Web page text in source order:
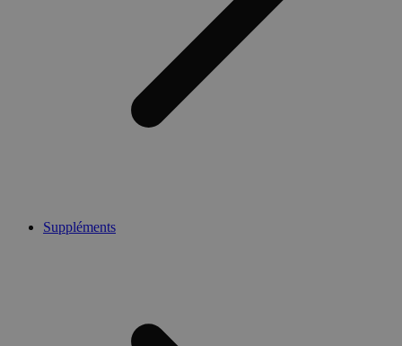
Suppléments